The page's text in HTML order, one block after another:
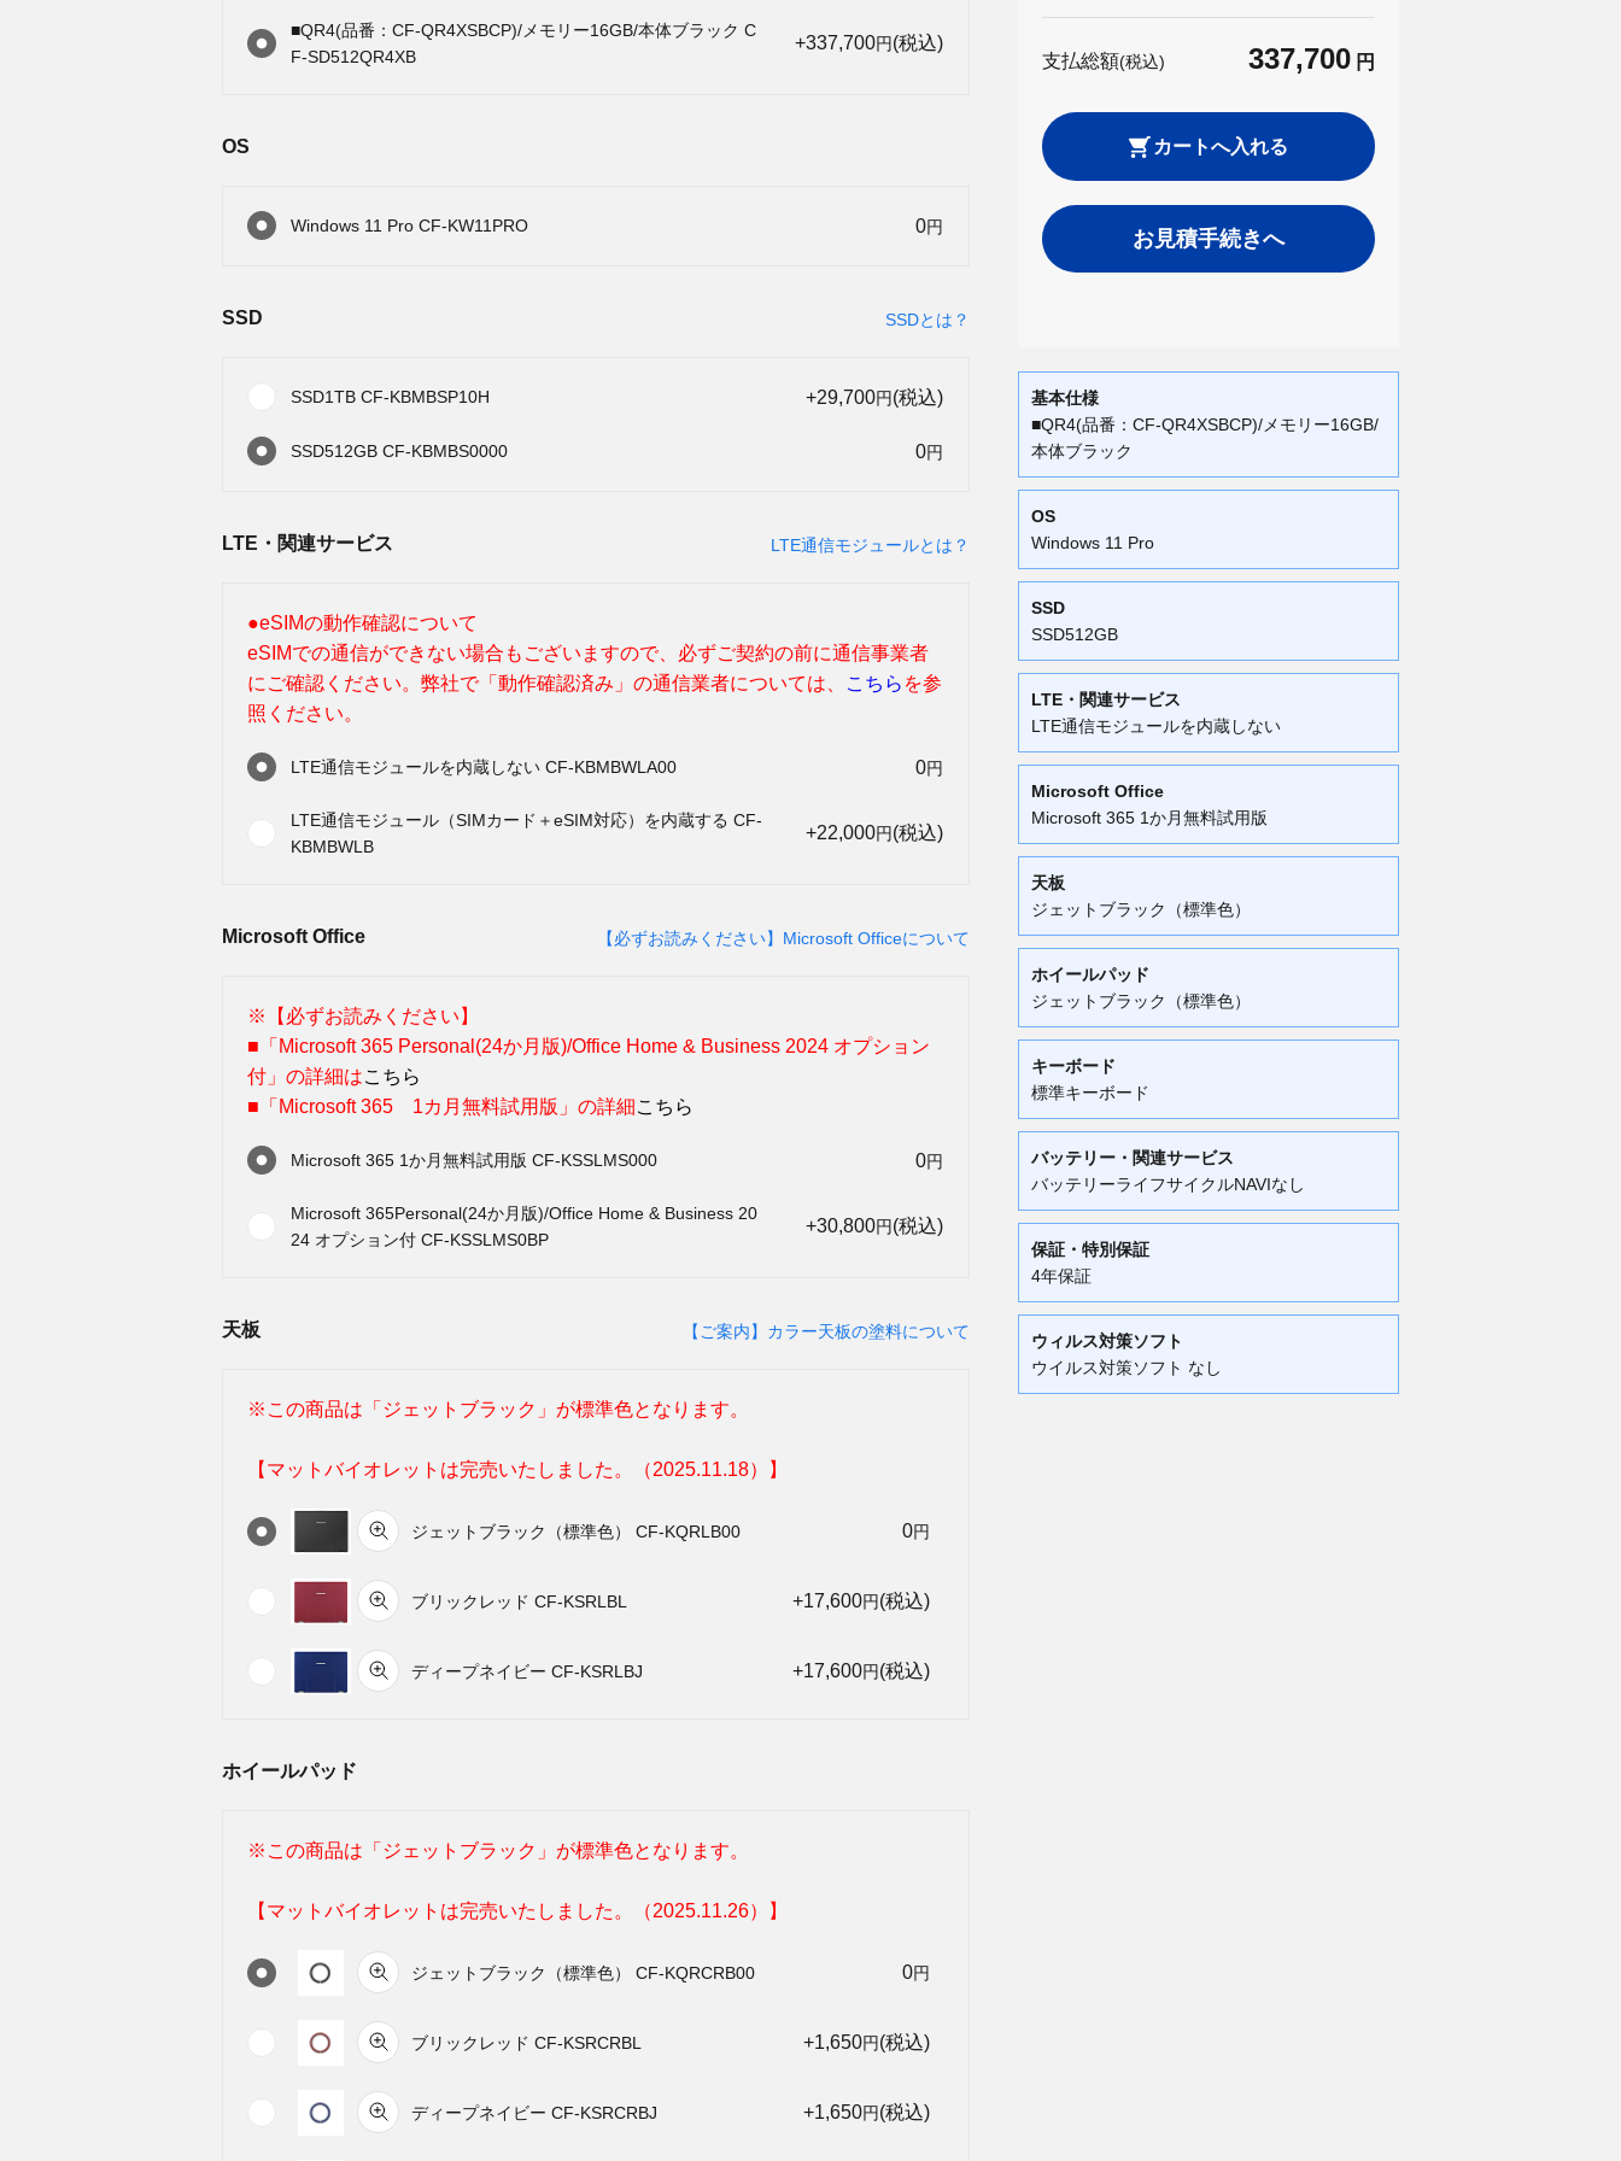
■QR4(品番：CF-QR4XSBCP)/メモリー16GB/本体ブラック C
F-SD512QR4XB
+337,700円(税込)
OS
Windows 11 Pro CF-KW11PRO 0円
SSD SSDとは？
SSD1TB CF-KBMBSP10H +29,700円(税込)
SSD512GB CF-KBMBS0000 0円
LTE・関連サービス LTE通信モジュールとは？
●eSIMの動作確認について
eSIMでの通信ができない場合もございますので、必ずご契約の前に通信事業者
にご確認ください。弊社で「動作確認済み」の通信業者については、
こちら を参
照ください。
LTE通信モジュールを内蔵しない CF-KBMBWLA00 0円
LTE通信モジュール（SIMカード＋eSIM対応）を内蔵する CF-
KBMBWLB
+22,000円(税込)
Microsoft Office 【必ずお読みください】Microsoft Officeについて
※【必ずお読みください】
■「Microsoft 365 Personal(24か月版)/Office Home & Business 2024 オプション
付」の詳細はこちら
■「Microsoft 365 1カ月無料試用版」の詳細こちら
Microsoft 365 1か月無料試用版 CF-KSSLMS000 0円
Microsoft 365Personal(24か月版)/Office Home & Business 20
24 オプション付 CF-KSSLMS0BP
+30,800円(税込)
天板 【ご案内】カラー天板の塗料について
※この商品は「ジェットブラック」が標準色となります。
【マットバイオレットは完売いたしました。（2025.11.18）】
ジェットブラック（標準色） CF-KQRLB00 0円
ブリックレッド CF-KSRLBL +17,600円(税込)
ディープネイビー CF-KSRLBJ +17,600円(税込)
ホイールパッド
※この商品は「ジェットブラック」が標準色となります。
【マットバイオレットは完売いたしました。（2025.11.26）】
ジェットブラック（標準色） CF-KQRCRB00 0円
ブリックレッド CF-KSRCRBL +1,650円(税込)
ディープネイビー CF-KSRCRBJ +1,650円(税込)
支払総額(税込) 337,700 円
カートへ入れる
お見積手続きへ
基本仕様
■QR4(品番：CF-QR4XSBCP)/メモリー16GB/
本体ブラック
OS
Windows 11 Pro
SSD
SSD512GB
LTE・関連サービス
LTE通信モジュールを内蔵しない
Microsoft Office
Microsoft 365 1か月無料試用版
天板
ジェットブラック（標準色）
ホイールパッド
ジェットブラック（標準色）
キーボード
標準キーボード
バッテリー・関連サービス
バッテリーライフサイクルNAVIなし
保証・特別保証
4年保証
ウィルス対策ソフト
ウイルス対策ソフト なし